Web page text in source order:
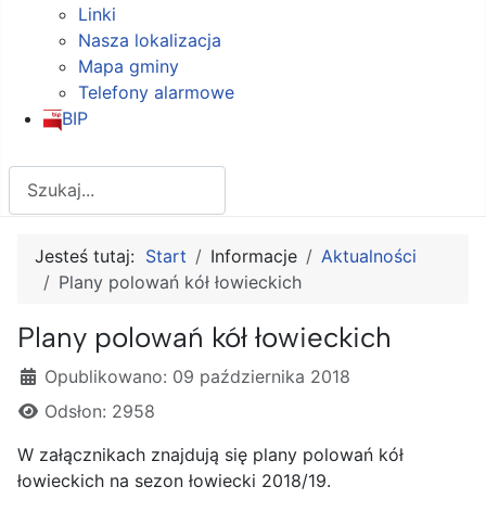
Linki
Nasza lokalizacja
Mapa gminy
Telefony alarmowe
BIP
Jesteś tutaj: Start Informacje
Aktualności
Plany polowań kół łowieckich
Plany polowań kół łowieckich
Szczegóły
Opublikowano: 09 października 2018
Odsłon: 2958
W załącznikach znajdują się plany polowań kół
łowieckich na sezon łowiecki 2018/19.